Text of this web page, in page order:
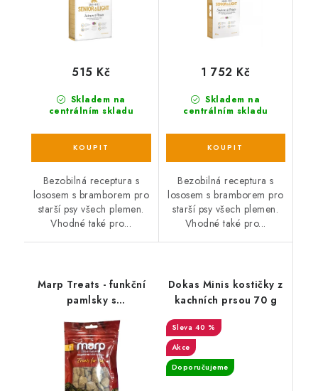
Skladem na
centrálním skladu
515 Kč
Bezobilná receptura s
lososem s bramborem pro
starší psy všech plemen.
Vhodné také pro...
Skladem na
centrálním skladu
1 752 Kč
Bezobilná receptura s
lososem s bramborem pro
starší psy všech plemen.
Vhodné také pro...
Marp Treats - funkční
pamlsky s
Dokas Minis kostičky z
kachních prsou 70 g
40 %
Akce
Doporučujeme